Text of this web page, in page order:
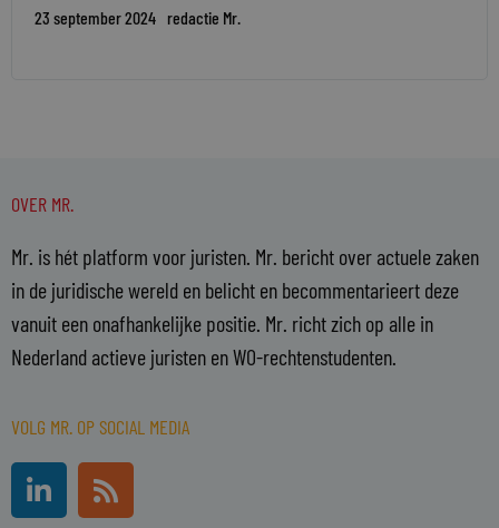
23 september 2024 redactie Mr.
OVER MR.
Mr. is hét platform voor juristen. Mr. bericht over actuele zaken
in de juridische wereld en belicht en becommentarieert deze
vanuit een onafhankelijke positie. Mr. richt zich op alle in
Nederland actieve juristen en WO-rechtenstudenten.
VOLG MR. OP SOCIAL MEDIA
i
R
s